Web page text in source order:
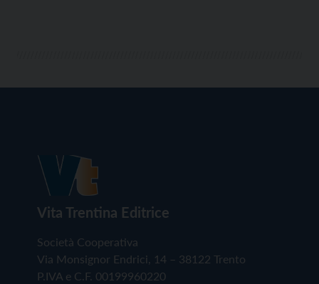
Vita Trentina Editrice
Società Cooperativa
Via Monsignor Endrici, 14 – 38122 Trento
P.IVA e C.F. 00199960220